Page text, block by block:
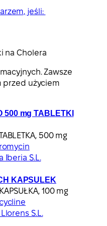
jeśli:
na Cholera
Zawsze
przed użyciem
500 mg TABLETKI
500 mg
Iberia S.L.
KAPSULEK
KAPSUŁKA, 100 mg
S.L.